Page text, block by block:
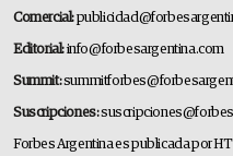
Comercial:
Editorial:info@forbesargentina.com
Summit:
Suscripciones:
Forbes Argentina es publicada por